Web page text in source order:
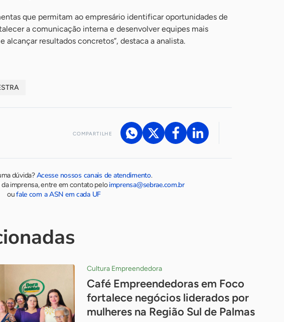
que permitam ao empresário identificar oportunidades de
a comunicação interna e desenvolver equipes mais
alcançar resultados concretos”, destaca a analista.
COMPARTILHE
dúvida?Acesse nossos canais de atendimento.
imprensa, entre em contato peloimprensa@sebrae.com.br
oufale com a ASN em cada UF
Cultura Empreendedora
Café Empreendedoras em Foco
fortalece negócios liderados por
mulheres na Região Sul de Palmas